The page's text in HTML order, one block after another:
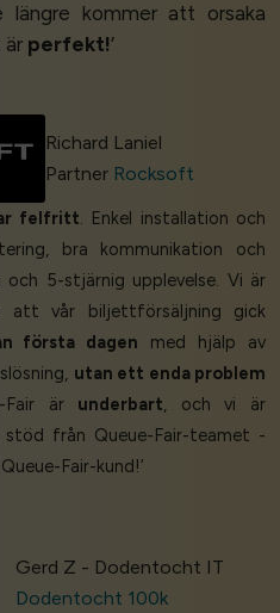
kommer att orsaka
är perfekt!’
Richard Laniel
Partner Rocksoft
felfritt . Enkel installation och
bra kommunikation och
5-stjärnig upplevelse. Vi är
att vår biljettförsäljning gick
första dagen med hjälp av
utan ett enda problem
Fair är underbart , och vi är
från Queue-Fair-teamet -
Fair-kund!’
Gerd Z - Dodentocht IT
Dodentocht 100k